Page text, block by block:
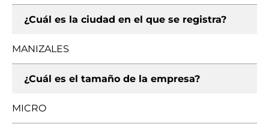
¿Cuál es la ciudad en el que se registra?
MANIZALES
¿Cuál es el tamaño de la empresa?
MICRO